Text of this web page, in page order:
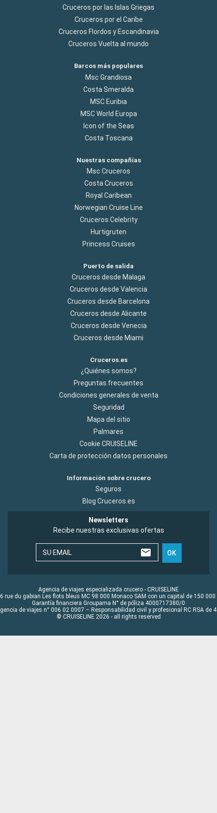
Cruceros por las Islas Griegas
Cruceros por el Caribe
Cruceros Flordos y Escandinavia
Cruceros Vuelta al mundo
Barcos más populares
Msc Grandiosa
Costa Smeralda
MSC Euribia
MSC World Europa
Icon of the Seas
Costa Toscana
Nuestras compañías
Msc Cruceros
Costa Cruceros
Royal Caribean
Norwegian Cruise Line
Cruceros Celebrity
Hurtigruten
Princess Cruises
Puerto de salida
Cruceros desde Malaga
Cruceros desde Valencia
Cruceros desde Barcelona
Cruceros desde Alicante
Cruceros desde Venecia
Cruceros desde Miami
Cruceros.es
¿Quiénes somos?
Preguntas frecuentes
Condiciones generales de venta
Seguridad
Mapa del sitio
Palmares
Cookie CRUISELINE
Carta de protección datos personales
Información sobre crucero
Seguros
Blog Cruceros.es
Newsletters
Recibe nuestras exclusivas ofertas
SU EMAIL OK
Agencia de viajes especializada crucero - CRUISELINE
rue du gabian Les flots bleus MC 98 000 Monaco SAM con un capital de 150 000
Garantía financiera Groupama N° de póliza 4000717380/0
de viajes n° 006 02 0007 – Responsabilidad civil y profesional RC RSA de
© CRUISELINE 2026 - all rights reserved